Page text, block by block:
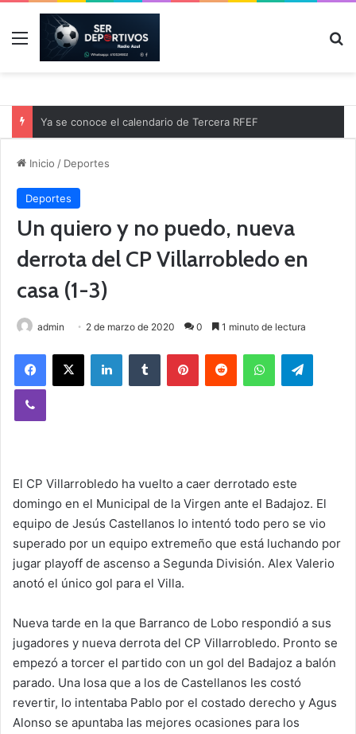
Menú
Ya se conoce el calendario de Tercera RFEF
Inicio / Deportes
Deportes
Un quiero y no puedo, nueva
derrota del CP Villarrobledo en
casa (1-3)
admin 2 de marzo de 2020 0 1 minuto de lectura
El CP Villarrobledo ha vuelto a caer derrotado este
domingo en el Municipal de la Virgen ante el Badajoz. El
equipo de Jesús Castellanos lo intentó todo pero se vio
superado por un equipo extremeño que está luchando por
jugar playoff de ascenso a Segunda División. Alex Valerio
anotó el único gol para el Villa.
Nueva tarde en la que Barranco de Lobo respondió a sus
jugadores y nueva derrota del CP Villarrobledo. Pronto se
empezó a torcer el partido con un gol del Badajoz a balón
parado. Una losa que a los de Castellanos les costó
revertir, lo intentaba Pablo por el costado derecho y Agus
Alonso se apuntaba las mejores ocasiones para los